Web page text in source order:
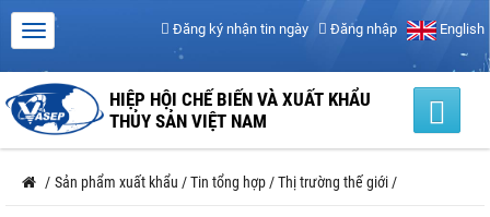
Đăng ký nhận tin ngày Đăng nhập English
HIỆP HỘI CHẾ BIẾN VÀ XUẤT KHẨU
THỦY SẢN VIỆT NAM
/ Sản phẩm xuất khẩu /Tin tổng hợp /Thị trường thế giới /